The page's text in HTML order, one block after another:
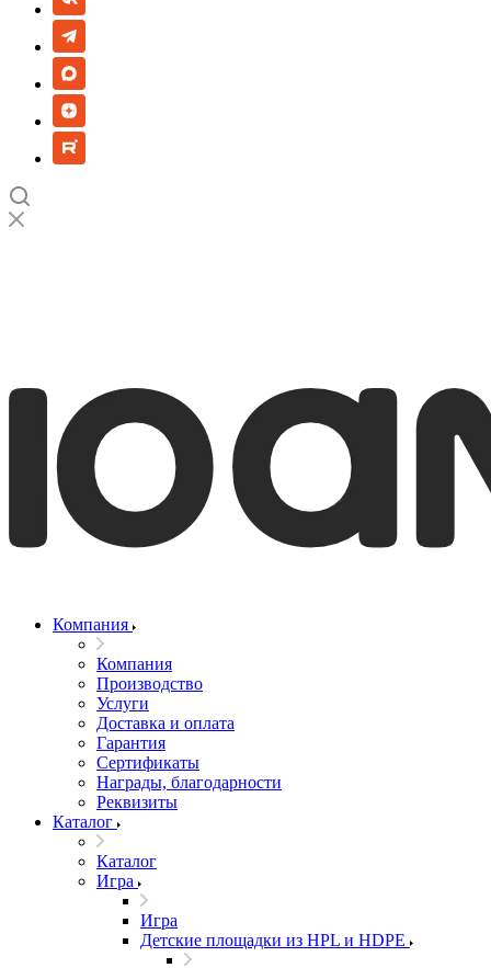
Компания
Компания
Производство
Услуги
Доставка и оплата
Гарантия
Сертификаты
Награды, благодарности
Реквизиты
Каталог
Каталог
Игра
Игра
Детские площадки из HPL и HDPE